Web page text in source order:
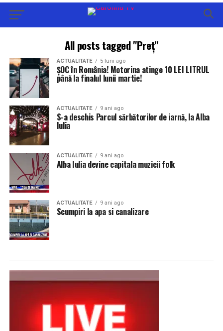
All posts tagged "Preț"
ACTUALITATE 5 luni ago
ȘOC în România! Motorina atinge 10 LEI LITRUL
până la finalul lunii martie!
ACTUALITATE 9 ani ago
S-a deschis Parcul sărbătorilor de iarnă, la Alba
Iulia
ACTUALITATE 9 ani ago
Alba Iulia devine capitala muzicii folk
ACTUALITATE 9 ani ago
Scumpiri la apa si canalizare